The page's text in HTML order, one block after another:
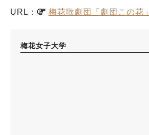
URL： 梅花歌劇団「劇団この花」
梅花女子大学